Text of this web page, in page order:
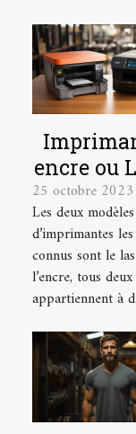
encre ou
choisir
25 octobre
Les deux modèles
d’imprimantes
connus sont le
l’encre, tous deux
appartiennent à